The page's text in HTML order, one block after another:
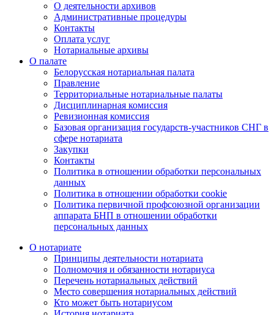
О деятельности архивов
Административные процедуры
Контакты
Оплата услуг
Нотариальные архивы
О палате
Белорусская нотариальная палата
Правление
Территориальные нотариальные палаты
Дисциплинарная комиссия
Ревизионная комиссия
Базовая организация государств-участников СНГ в
сфере нотариата
Закупки
Контакты
Политика в отношении обработки персональных
данных
Политика в отношении обработки cookie
Политика первичной профсоюзной организации
аппарата БНП в отношении обработки
персональных данных
О нотариате
Принципы деятельности нотариата
Полномочия и обязанности нотариуса
Перечень нотариальных действий
Место совершения нотариальных действий
Кто может быть нотариусом